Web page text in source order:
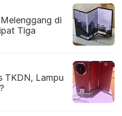
di
Tiga
TKDN, Lampu